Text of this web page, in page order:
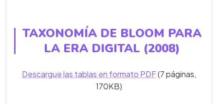
TAXONOMÍA DE BLOOM PARA
LA ERA DIGITAL (2008)
Descargue las tablas en formato PDF(7 páginas,
170KB)